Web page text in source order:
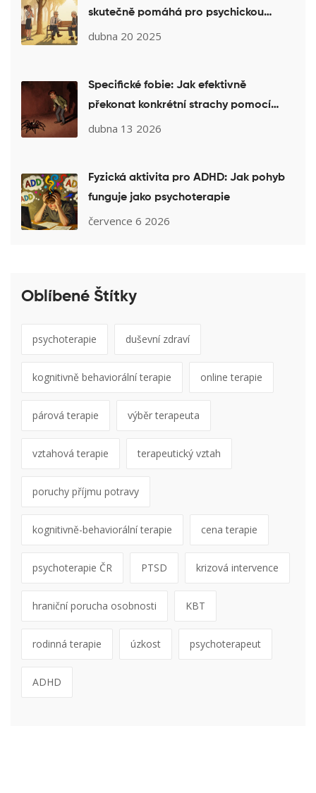
skutečně pomáhá pro psychickou
pohodu
dubna 20 2025
Specifické fobie: Jak efektivně
překonat konkrétní strachy pomocí
psychoterapie
dubna 13 2026
Fyzická aktivita pro ADHD: Jak pohyb
funguje jako psychoterapie
července 6 2026
Oblíbené Štítky
psychoterapie duševní zdraví
kognitivně behaviorální terapie online terapie
párová terapie výběr terapeuta
vztahová terapie terapeutický vztah
poruchy příjmu potravy
kognitivně-behaviorální terapie cena terapie
psychoterapie ČR PTSD krizová intervence
hraniční porucha osobnosti KBT
rodinná terapie úzkost psychoterapeut
ADHD